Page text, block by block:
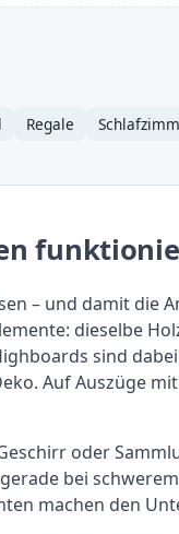
Regale
– und damit
dieselbe
sind
Auf Auszüge
oder
bei
machen den